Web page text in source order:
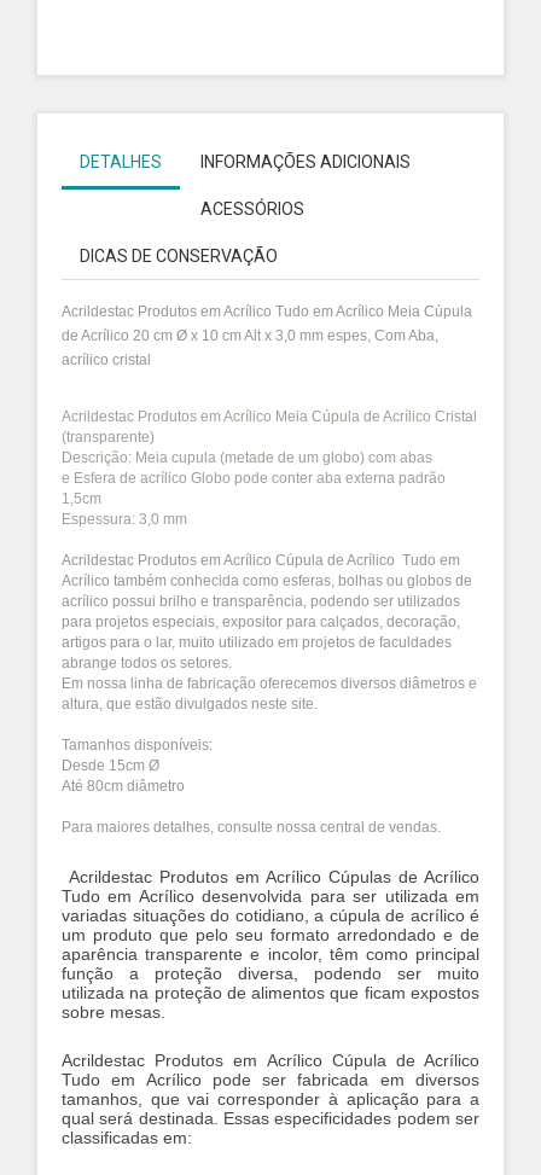
DETALHES INFORMAÇÕES ADICIONAIS
ACESSÓRIOS
DICAS DE CONSERVAÇÃO
Acrildestac Produtos em Acrílico Tudo em Acrílico Meia Cúpula
de Acrílico 20 cm Ø x 10 cm Alt x 3,0 mm espes, Com Aba,
acrílico cristal
Acrildestac Produtos em Acrílico Meia Cúpula de Acrílico Cristal
(transparente)
Descrição: Meia cupula (metade de um globo) com abas
e Esfera de acrílico Globo pode conter aba externa padrão
1,5cm
Espessura: 3,0 mm
Acrildestac Produtos em Acrílico Cúpula de Acrílico Tudo em
Acrílico também conhecida como esferas, bolhas ou globos de
acrílico possui brilho e transparência, podendo ser utilizados
para projetos especiais, expositor para calçados, decoração,
artigos para o lar, muito utilizado em projetos de faculdades
abrange todos os setores.
Em nossa linha de fabricação oferecemos diversos diâmetros e
altura, que estão divulgados neste site.
Tamanhos disponíveis:
Desde 15cm Ø
Até 80cm diâmetro
Para maiores detalhes, consulte nossa central de vendas.
Acrildestac Produtos em Acrílico Cúpulas de Acrílico
Tudo em Acrílico desenvolvida para ser utilizada em
variadas situações do cotidiano, a cúpula de acrílico é
um produto que pelo seu formato arredondado e de
aparência transparente e incolor, têm como principal
função a proteção diversa, podendo ser muito
utilizada na proteção de alimentos que ficam expostos
sobre mesas.
Acrildestac Produtos em Acrílico Cúpula de Acrílico
Tudo em Acrílico pode ser fabricada em diversos
tamanhos, que vai corresponder à aplicação para a
qual será destinada. Essas especificidades podem ser
classificadas em: